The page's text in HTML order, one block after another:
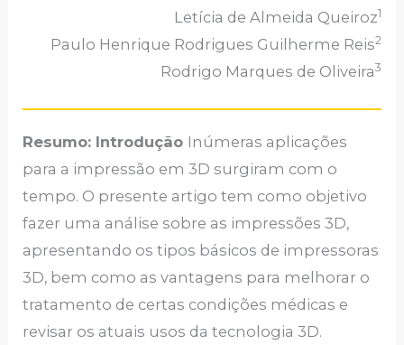
Letícia de Almeida Queiroz1
Paulo Henrique Rodrigues Guilherme Reis2
Rodrigo Marques de Oliveira3
Resumo: Introdução Inúmeras aplicações
para a impressão em 3D surgiram com o
tempo. O presente artigo tem como objetivo
fazer uma análise sobre as impressões 3D,
apresentando os tipos básicos de impressoras
3D, bem como as vantagens para melhorar o
tratamento de certas condições médicas e
revisar os atuais usos da tecnologia 3D.